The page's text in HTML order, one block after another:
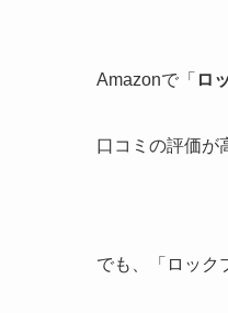
Amazonで「 ロ
口コミの評価が
でも、「ロック